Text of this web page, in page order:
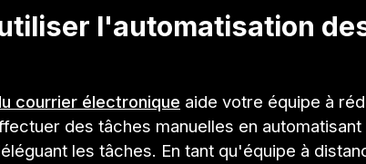
l'automatisation
courrier électronique aide votre équipe à
des tâches manuelles en automatisant
les tâches. En tant qu'équipe à